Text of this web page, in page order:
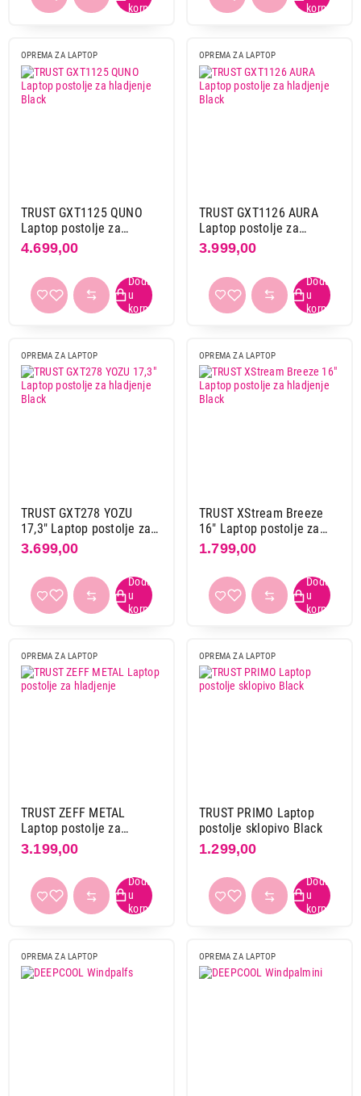
OPREMA ZA LAPTOP
TRUST GXT1125 QUNO
Laptop postolje za
hladjenje Black
4.699,00
OPREMA ZA LAPTOP
TRUST GXT1126 AURA
Laptop postolje za
hladjenje Black
3.999,00
OPREMA ZA LAPTOP
TRUST GXT278 YOZU
17,3" Laptop postolje za
hladjenje Black
3.699,00
OPREMA ZA LAPTOP
TRUST XStream Breeze
16" Laptop postolje za
hladjenje Black
1.799,00
OPREMA ZA LAPTOP
TRUST ZEFF METAL
Laptop postolje za
hladjenje
3.199,00
OPREMA ZA LAPTOP
TRUST PRIMO Laptop
postolje sklopivo Black
1.299,00
OPREMA ZA LAPTOP OPREMA ZA LAPTOP